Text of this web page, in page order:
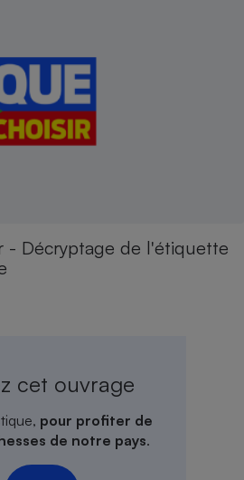
- Décryptage de l'étiquette
cet ouvrage
pour profiter de
de notre pays.